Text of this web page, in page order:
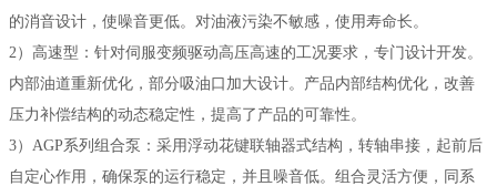
的消音设计，使噪音更低。对油液污染不敏感，使用寿命长。
2）高速型：针对伺服变频驱动高压高速的工况要求，专门设计开发。
内部油道重新优化，部分吸油口加大设计。产品内部结构优化，改善
压力补偿结构的动态稳定性，提高了产品的可靠性。
3）AGP系列组合泵：采用浮动花键联轴器式结构，转轴串接，起前后
自定心作用，确保泵的运行稳定，并且噪音低。组合灵活方便，同系